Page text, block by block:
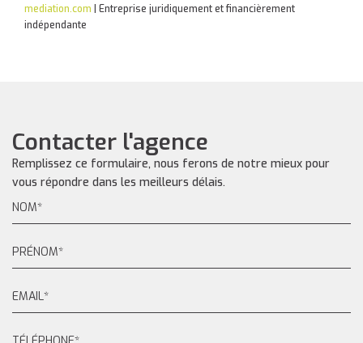
mediation.com
Entreprise juridiquement et financièrement
indépendante
Contacter l'agence
Remplissez ce formulaire, nous ferons de notre mieux pour
vous répondre dans les meilleurs délais.